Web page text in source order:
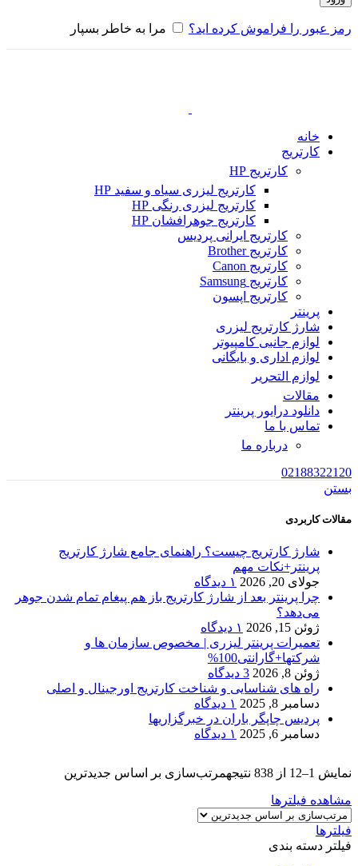
رمز عبور را فراموش کرده اید؟ مرا به خاطر بسپار
خانه
کارتریج
کارتریج HP
کارتریج لیزری سیاه و سفید HP
کارتریج لیزری رنگی HP
کارتریج جوهرافشان HP
کارتریج ایرانی پردیس
کارتریج Brother
کارتریج Canon
کارتریج Samsung
کارتریج اپسون
پرینتر
شارژ کارتریج لیزری
لوازم جانبی کامپیوتر
لوازم اداری و بایگانی
لوازم التحریر
مقالات
دانلود درایور پرینتر
تماس با ما
درباره ما
02188322120
بستن
مقالات کاربردی
شارژ کارتریج چیست؟ راهنمای جامع شارژ کارتریج
پرینتر+نکات مهم
جولای 20, 2026
۱ دیدگاه
چرا پرینتر بعد از شارژ کارتریج باز هم پیغام تمام شدن جوهر
می‌دهد؟
ژوئن 15, 2026
۱ دیدگاه
تعمیرات پرینتر لیزری | مخصوص سازمان ها و
شرکتها+گارانتی100%
ژوئن 8, 2026
3 دیدگاه
راه های شناسایی و شناخت کارتریج اورجینال و اصلی
دسامبر 8, 2025
۱ دیدگاه
پردیس چاپگر باران در خبرگزاریها
دسامبر 6, 2025
۱ دیدگاه
نمایش 1–12 از 838 نتیجه
مرتب‌سازی بر اساس جدیدترین
مشاهده فیلترها
فیلترها
فیلتر دسته بندی